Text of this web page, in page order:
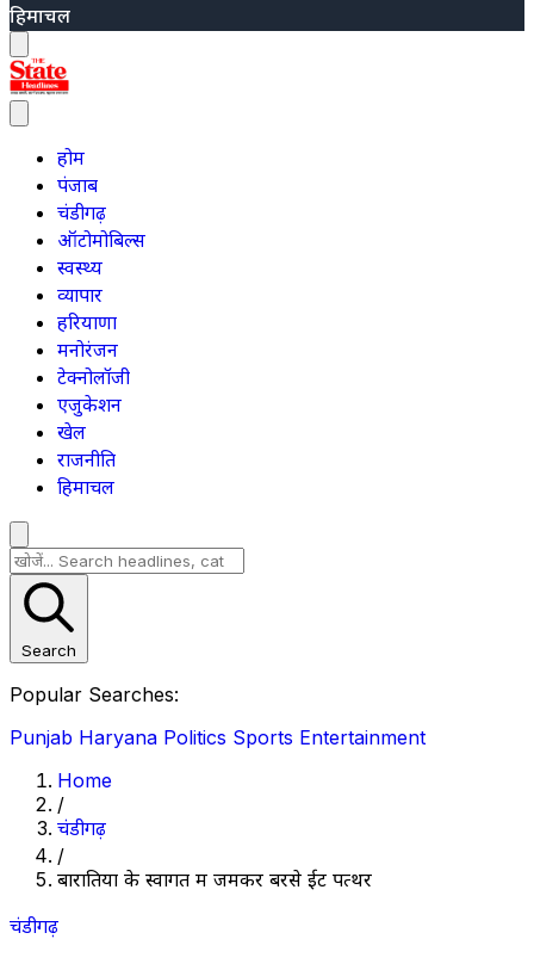
हिमाचल
होम
पंजाब
चंडीगढ़
ऑटोमोबिल्स
स्वस्थ्य
व्यापार
हरियाणा
मनोरंजन
टेक्नोलॉजी
एजुकेशन
खेल
राजनीति
हिमाचल
Search
Popular Searches:
Punjab Haryana Politics Sports Entertainment
Home
/
चंडीगढ़
/
बारातियों के स्वागत में जमकर बरसे ईट पत्थर
चंडीगढ़